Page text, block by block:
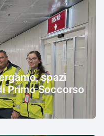
spazi
Primo Soccorso